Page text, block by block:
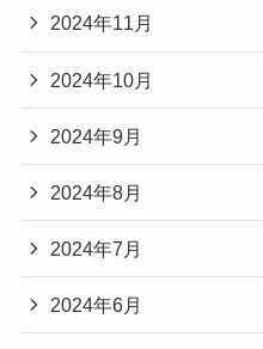
2024年11月
2024年10月
2024年9月
2024年8月
2024年7月
2024年6月